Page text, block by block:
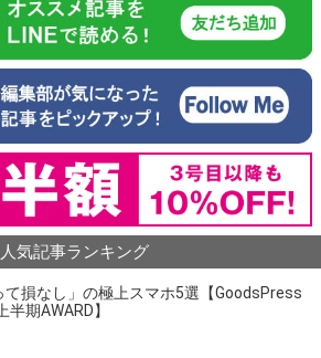
人気記事ランキング
て損なし」の極上スマホ5選【GoodsPress
半期AWARD】